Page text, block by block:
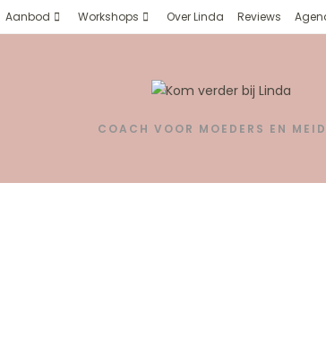
Aanbod Workshops Over Linda Reviews
COACH VOOR MOEDERS EN